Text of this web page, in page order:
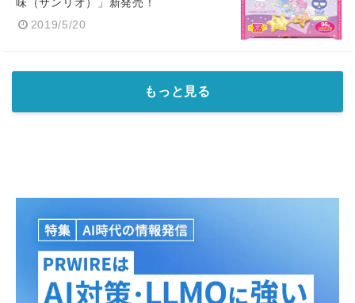
味（サンリオ）」新発売！
2019/5/20
もっと見る